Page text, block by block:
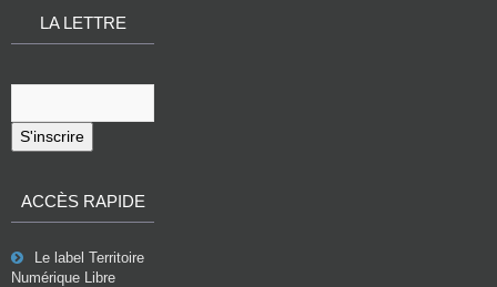
LA LETTRE
S'inscrire
ACCÈS RAPIDE
Le label Territoire
Numérique Libre